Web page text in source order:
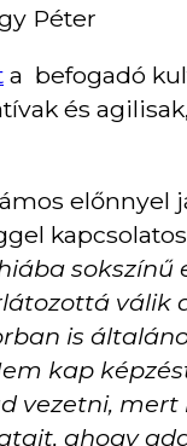
Péter
a befogadó
és
sokszínű
válik
is
kap
vezetni,
ahogy